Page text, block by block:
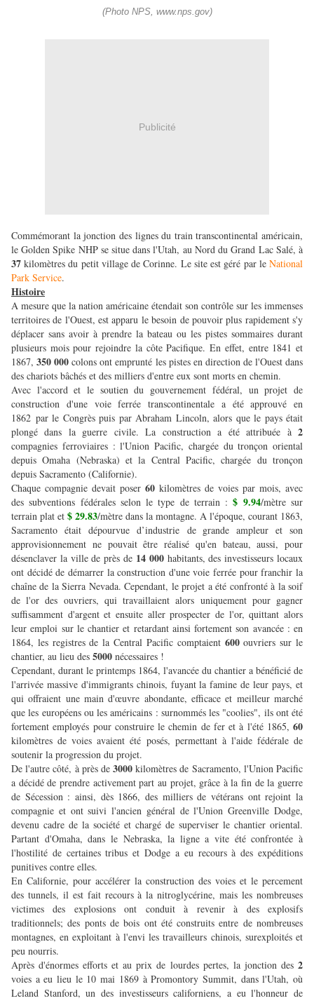
(Photo NPS, www.nps.gov)
Publicité
Commémorant la jonction des lignes du train transcontinental américain,
le Golden Spike NHP se situe dans l'Utah, au Nord du Grand Lac Salé, à
37kilomètres du petit village de Corinne. Le site est géré par leNational
Park Service.
Histoire
A mesure que la nation américaine étendait son contrôle sur les immenses
territoires de l'Ouest, est apparu le besoin de pouvoir plus rapidement s'y
déplacer sans avoir à prendre la bateau ou les pistes sommaires durant
plusieurs mois pour rejoindre la côte Pacifique. En effet, entre 1841 et
1867,350 000 colons ont emprunté les pistes en direction de l'Ouest dans
des chariots bâchés et des milliers d'entre eux sont morts en chemin.
Avec l'accord et le soutien du gouvernement fédéral, un projet de
construction d'une voie ferrée transcontinentale a été approuvé en
1862 par le Congrès puis par Abraham Lincoln, alors que le pays était
plongé dans la guerre civile. La construction a été attribuée à 2
compagnies ferroviaires : l'Union Pacific, chargée du tronçon oriental
depuis Omaha (Nebraska) et la Central Pacific, chargée du tronçon
depuis Sacramento (Californie).
Chaque compagnie devait poser 60 kilomètres de voies par mois, avec
des subventions fédérales selon le type de terrain :$ 9.94/mètre sur
terrain plat et $ 29.83/mètre dans la montagne. A l'époque, courant 1863,
Sacramento était dépourvue d’industrie de grande ampleur et son
approvisionnement ne pouvait être réalisé qu'en bateau, aussi, pour
désenclaver la ville de près de 14 000habitants, des investisseurs locaux
ont décidé de démarrer la construction d'une voie ferrée pour franchir la
chaîne de la Sierra Nevada. Cependant, le projet a été confronté à la soif
de l'or des ouvriers, qui travaillaient alors uniquement pour gagner
suffisamment d'argent et ensuite aller prospecter de l'or, quittant alors
leur emploi sur le chantier et retardant ainsi fortement son avancée : en
1864, les registres de la Central Pacific comptaient 600ouvriers sur le
chantier, au lieu des 5000 nécessaires !
Cependant, durant le printemps 1864, l'avancée du chantier a bénéficié de
l'arrivée massive d'immigrants chinois, fuyant la famine de leur pays, et
qui offraient une main d'œuvre abondante, efficace et meilleur marché
que les européens ou les américains : surnommés les "coolies", ils ont été
fortement employés pour construire le chemin de fer et à l'été 1865, 60
kilomètres de voies avaient été posés, permettant à l'aide fédérale de
soutenir la progression du projet.
De l'autre côté, à près de3000kilomètres de Sacramento, l'Union Pacific
a décidé de prendre activement part au projet, grâce à la fin de la guerre
de Sécession : ainsi, dès 1866, des milliers de vétérans ont rejoint la
compagnie et ont suivi l'ancien général de l'Union Greenville Dodge,
devenu cadre de la société et chargé de superviser le chantier oriental.
Partant d'Omaha, dans le Nebraska, la ligne a vite été confrontée à
l'hostilité de certaines tribus et Dodge a eu recours à des expéditions
punitives contre elles.
En Californie, pour accélérer la construction des voies et le percement
des tunnels, il est fait recours à la nitroglycérine, mais les nombreuses
victimes des explosions ont conduit à revenir à des explosifs
traditionnels; des ponts de bois ont été construits entre de nombreuses
montagnes, en exploitant à l'envi les travailleurs chinois, surexploités et
peu nourris.
Après d'énormes efforts et au prix de lourdes pertes, la jonction des 2
voies a eu lieu le 10 mai 1869 à Promontory Summit, dans l'Utah, où
Leland Stanford, un des investisseurs californiens, a eu l'honneur de